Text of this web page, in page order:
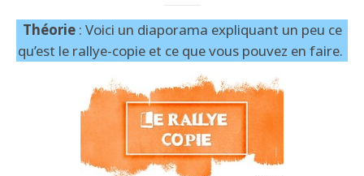
Théorie : Voici un diaporama expliquant un peu ce
qu’est le rallye-copie et ce que vous pouvez en faire.